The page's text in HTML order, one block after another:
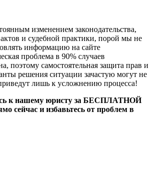
изменением законодательства,
и судебной практики, порой мы не
информацию на сайте
проблема в 90% случаев
поэтому самостоятельная защита прав и
решения ситуации зачастую могут не
лишь к усложнению процесса!
к нашему юристу за БЕСПЛАТНОЙ
сейчас и избавьтесь от проблем в